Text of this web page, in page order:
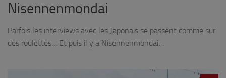
Nisennenmondai
Parfois les interviews avec les Japonais se passent comme sur
des roulettes… Et puis il y a Nisennenmondai…